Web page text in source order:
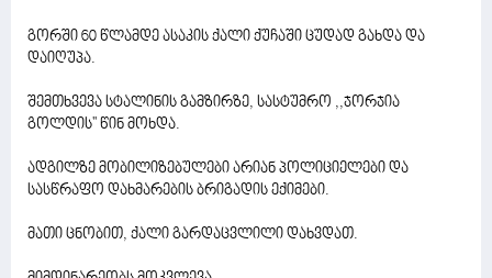
გორში 60 წლამდე ასაკის ქალი ქუჩაში ცუდად გახდა და
დაიღუპა.
შემთხვევა სტალინის გამზირზე, სასტუმრო ,,ჯორჯია
გოლდის'' წინ მოხდა.
ადგილზე მობილიზებულები არიან პოლიციელები და
სასწრაფო დახმარების ბრიგადის ექიმები.
მათი ცნობით, ქალი გარდაცვლილი დახვდათ.